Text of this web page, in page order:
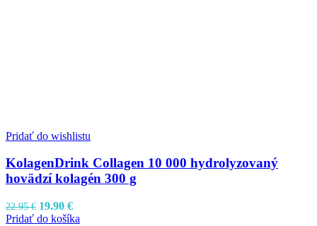
Pridať do wishlistu
KolagenDrink Collagen 10 000 hydrolyzovaný
hovädzí kolagén 300 g
22.95€ Pôvodná
cena
19.90 €Aktuálna
cena
Pridať do košíka